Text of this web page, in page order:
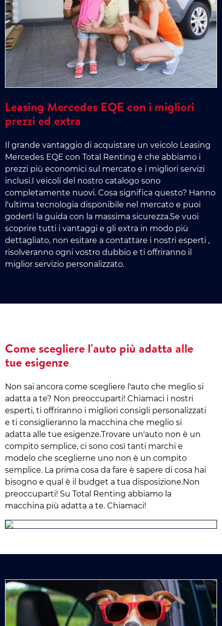
Leasing Mercedes EQE con i migliori
prezzi ed extra
Il grande vantaggio di acquistare un veicolo Leasing
Mercedes EQE con Total Renting è che abbiamo i
prezzi più economici sul mercato e i migliori servizi
inclusi.I veicoli del nostro catalogo sono
completamente nuovi. Cosa significa questo? Hanno
l'ultima tecnologia disponibile nel mercato e puoi
goderti la guida con la massima sicurezza.Se vuoi
scoprire tutti i vantaggi e gli extra in modo più
dettagliato, non esitare a contattare i nostri esperti ,
risolveranno ogni vostro dubbio e ti offriranno il
miglior servizio personalizzato.
Come scegliere l'auto più adatta alle
tue esigenze
Non sai ancora come scegliere l'auto che meglio si
adatta a te? Non preoccuparti! Chiamaci i nostri
esperti, ti offriranno i migliori consigli personalizzati
e ti consiglieranno la macchina che meglio si
adatta alle tue esigenze.Trovare un'auto non è un
compito semplice, ci sono così tanti marchi e
modelo che sceglierne uno non è un compito
semplice. La prima cosa da fare è sapere di cosa hai
bisogno e qual è il budget a tua disposizione.Non
preoccuparti! Su Total Renting abbiamo la
macchina più adatta a te. Chiamaci!